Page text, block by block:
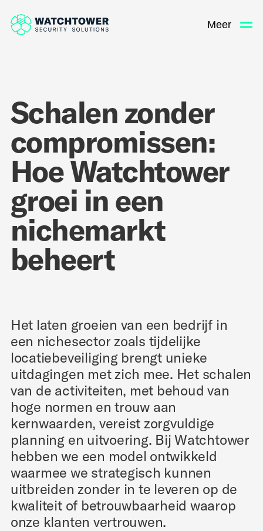
Meer
Schalen zonder
compromissen:
Hoe Watchtower
groei in een
nichemarkt
beheert
Het laten groeien van een bedrijf in
een nichesector zoals tijdelijke
locatiebeveiliging brengt unieke
uitdagingen met zich mee. Het schalen
van de activiteiten, met behoud van
hoge normen en trouw aan
kernwaarden, vereist zorgvuldige
planning en uitvoering. Bij Watchtower
hebben we een model ontwikkeld
waarmee we strategisch kunnen
uitbreiden zonder in te leveren op de
kwaliteit of betrouwbaarheid waarop
onze klanten vertrouwen.